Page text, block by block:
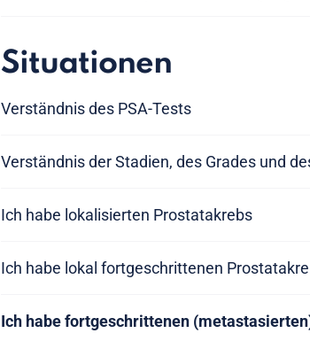
Situationen
Verständnis des PSA-Tests
Verständnis der Stadien, des Grades und
Ich habe lokalisierten Prostatakrebs
Ich habe lokal fortgeschrittenen
Ich habe fortgeschrittenen